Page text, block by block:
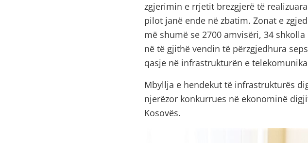
zgjerimin e rrjetit brezgjerë të
pilot janë ende në zbatim. Zonat e
më shumë se 2700 amvisëri, 34
në të gjithë vendin të përzgjedhura
qasje në infrastrukturën e
Mbyllja e hendekut të infrastrukturës
njerëzor konkurrues në ekonominë
Kosovës.